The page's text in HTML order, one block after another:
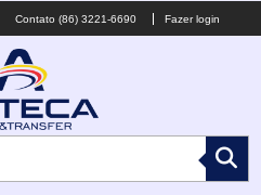
(86) 3221-6690 Fazer login